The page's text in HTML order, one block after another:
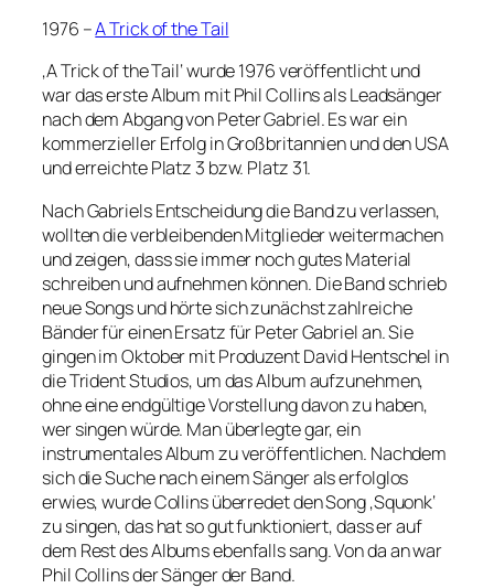
1976 –A Trick of the Tail
‚A Trick of the Tail‘ wurde 1976 veröffentlicht und
war das erste Album mit Phil Collins als Leadsänger
nach dem Abgang von Peter Gabriel. Es war ein
kommerzieller Erfolg in Großbritannien und den USA
und erreichte Platz 3 bzw. Platz 31.
Nach Gabriels Entscheidung die Band zu verlassen,
wollten die verbleibenden Mitglieder weitermachen
und zeigen, dass sie immer noch gutes Material
schreiben und aufnehmen können. Die Band schrieb
neue Songs und hörte sich zunächst zahlreiche
Bänder für einen Ersatz für Peter Gabriel an. Sie
gingen im Oktober mit Produzent David Hentschel in
die Trident Studios, um das Album aufzunehmen,
ohne eine endgültige Vorstellung davon zu haben,
wer singen würde. Man überlegte gar, ein
instrumentales Album zu veröffentlichen. Nachdem
sich die Suche nach einem Sänger als erfolglos
erwies, wurde Collins überredet den Song ‚Squonk‘
zu singen, das hat so gut funktioniert, dass er auf
dem Rest des Albums ebenfalls sang. Von da an war
Phil Collins der Sänger der Band.